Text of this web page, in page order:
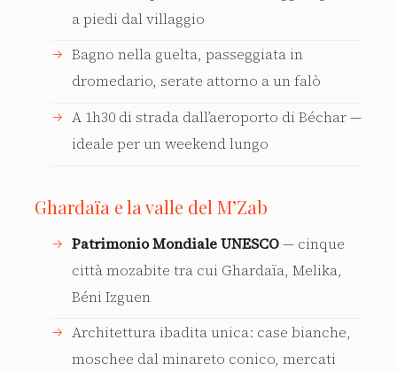
a piedi dal villaggio
Bagno nella guelta, passeggiata in
dromedario, serate attorno a un falò
A 1h30 di strada dall’aeroporto di Béchar —
ideale per un weekend lungo
Ghardaïa e la valle del M’Zab
Patrimonio Mondiale UNESCO— cinque
città mozabite tra cui Ghardaïa, Melika,
Béni Izguen
Architettura ibadita unica: case bianche,
moschee dal minareto conico, mercati